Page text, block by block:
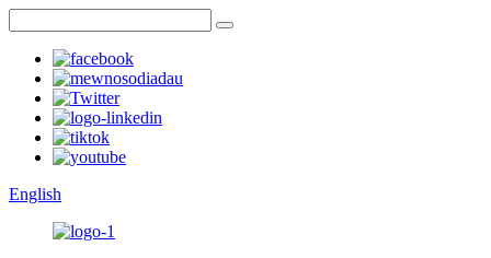
English